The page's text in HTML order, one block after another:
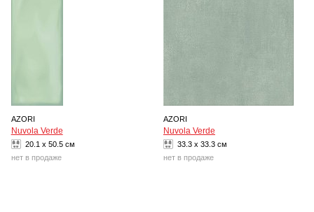
AZORI
Nuvola Verde
20.1 x 50.5 см
нет в продаже
AZORI
Nuvola Verde
33.3 x 33.3 см
нет в продаже